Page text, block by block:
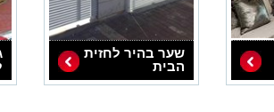
שער בהיר לחזית
הבית